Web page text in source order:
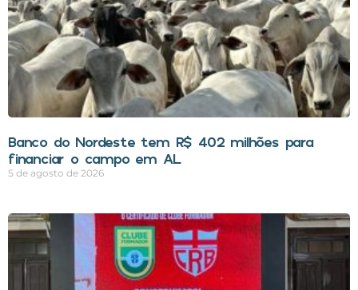
Banco do Nordeste tem R$ 402 milhões para
financiar o campo em AL
5 de agosto de 2026